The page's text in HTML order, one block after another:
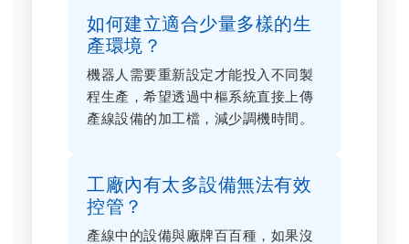
如何建立適合少量多樣的生
產環境？
機器人需要重新設定才能投入不同製
程生產，希望透過中樞系統直接上傳
產線設備的加工檔，減少調機時間。
工廠內有太多設備無法有效
控管？
產線中的設備與廠牌百百種，如果沒